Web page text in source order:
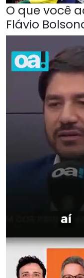
O que você
Flávio